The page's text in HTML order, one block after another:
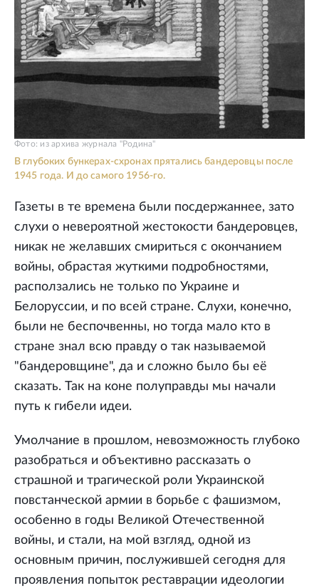
В глубоких бункерах-схронах прятались бандеровцы после
1945 года. И до самого 1956-го.
Фото: из архива журнала "Родина"
Газеты в те времена были посдержаннее, зато
слухи о невероятной жестокости бандеровцев,
никак не желавших смириться с окончанием
войны, обрастая жуткими подробностями,
расползались не только по Украине и
Белоруссии, и по всей стране. Слухи, конечно,
были не беспочвенны, но тогда мало кто в
стране знал всю правду о так называемой
"бандеровщине", да и сложно было бы её
сказать. Так на коне полуправды мы начали
путь к гибели идеи.
Умолчание в прошлом, невозможность глубоко
разобраться и объективно рассказать о
страшной и трагической роли Украинской
повстанческой армии в борьбе с фашизмом,
особенно в годы Великой Отечественной
войны, и стали, на мой взгляд, одной из
основным причин, послужившей сегодня для
проявления попыток реставрации идеологии